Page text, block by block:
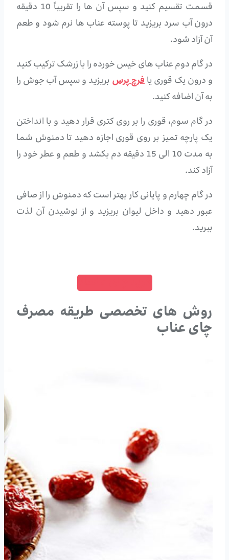
قسمت تقسیم کنید و سپس آن ها را تقریباً 10 دقیقه
درون آب سرد بریزید تا پوسته عناب ها نرم شود و طعم
آن آزاد شود.
در گام دوم عناب های خیس خورده را با زرشک ترکیب کنید
و درون یک قوری یافرچ پرس بریزید و سپس آب جوش را
به آن اضافه کنید.
در گام سوم، قوری را بر روی کتری قرار دهید و با انداختن
یک پارچه تمیز بر روی قوری اجازه دهید تا دمنوش شما
به مدت 10 الی 15 دقیقه دم بکشد و طعم و عطر خود را
آزاد کند.
در گام چهارم و پایانی کار بهتر است که دمنوش را از صافی
عبور دهید و داخل لیوان بریزید و از نوشیدن آن لذت
ببرید.
خرید چای ماسالا
روش های تخصصی طریقه مصرف
چای عناب